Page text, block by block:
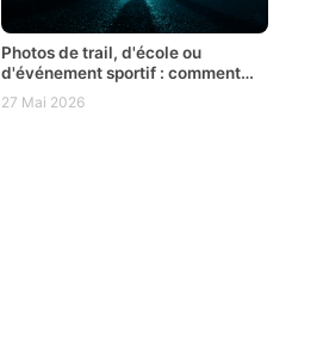
Photos de trail, d'école ou
d'événement sportif : comment
respecter le droit à l'image sans
tout rendre public
27 Mai 2026